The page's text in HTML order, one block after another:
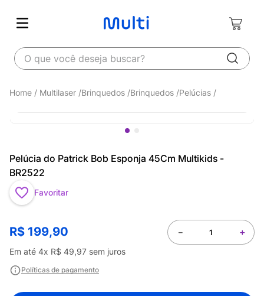
O que você deseja buscar?
Multilaser Brinquedos Brinquedos Pelúcias
Pelúcia do Patrick Bob Esponja 45Cm Multikids -
BR2522
Favoritar
R$ 199,90
Em até 4x R$ 49,97 sem juros
＋
－
Políticas de pagamento